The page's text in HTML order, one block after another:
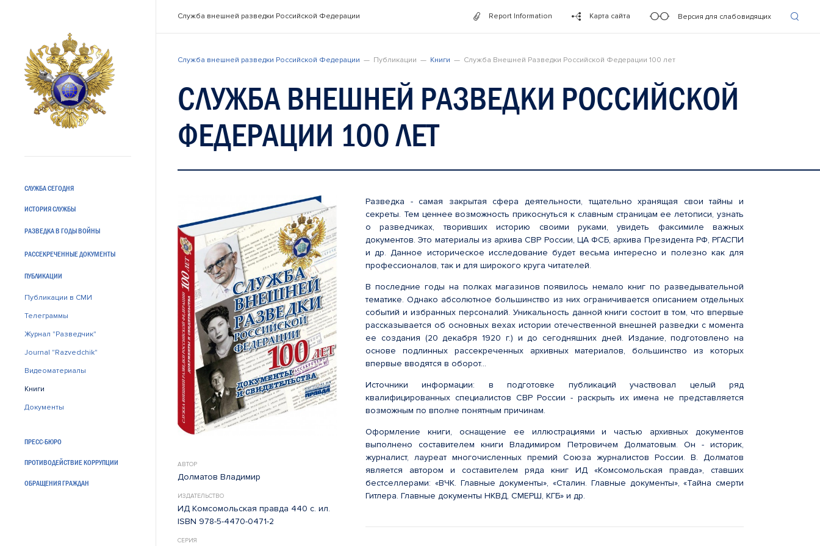
СЛУЖБА СЕГОДНЯ
ИСТОРИЯ СЛУЖБЫ
РАЗВЕДКА В ГОДЫ ВОЙНЫ
РАССЕКРЕЧЕННЫЕ ДОКУМЕНТЫ
ПУБЛИКАЦИИ
Публикации в СМИ
Телеграммы
Журнал "Разведчик"
Journal "Razvedchik"
Видеоматериалы
Книги
Документы
ПРЕСС-БЮРО
ПРОТИВОДЕЙСТВИЕ КОРРУПЦИИ
ОБРАЩЕНИЯ ГРАЖДАН
Служба внешней разведки Российской Федерации Report Information Карта сайта Версия для слабовидящих
Служба внешней разведки Российской Федерации Публикации Книги Служба Внешней Разведки Российской Федерации 100 лет
СЛУЖБА ВНЕШНЕЙ РАЗВЕДКИ РОССИЙСКОЙ
ФЕДЕРАЦИИ 100 ЛЕТ
АВТОР
Долматов Владимир
ИЗДАТЕЛЬСТВО
ИД Комсомольская правда 440 с. ил.
ISBN 978-5-4470-0471-2
СЕРИЯ
Разведка - самая закрытая сфера деятельности, тщательно хранящая свои тайны и
секреты. Тем ценнее возможность прикоснуться к славным страницам ее летописи, узнать
о разведчиках, творивших историю своими руками, увидеть факсимиле важных
документов. Это материалы из архива СВР России, ЦА ФСБ, архива Президента РФ, РГАСПИ
и др. Данное историческое исследование будет весьма интересно и полезно как для
профессионалов, так и для широкого круга читателей.
В последние годы на полках магазинов появилось немало книг по разведывательной
тематике. Однако абсолютное большинство из них ограничивается описанием отдельных
событий и избранных персоналий. Уникальность данной книги состоит в том, что впервые
рассказывается об основных вехах истории отечественной внешней разведки с момента
ее создания (20 декабря 1920 г.) и до сегодняшних дней. Издание, подготовлено на
основе подлинных рассекреченных архивных материалов, большинство из которых
впервые вводятся в оборот...
Источники информации: в подготовке публикаций участвовал целый ряд
квалифицированных специалистов СВР России - раскрыть их имена не представляется
возможным по вполне понятным причинам.
Оформление книги, оснащение ее иллюстрациями и частью архивных документов
выполнено составителем книги Владимиром Петровичем Долматовым. Он - историк,
журналист, лауреат многочисленных премий Союза журналистов России. В. Долматов
является автором и составителем ряда книг ИД «Комсомольская правда», ставших
бестселлерами: «ВЧК. Главные документы», «Сталин. Главные документы», «Тайна смерти
Гитлера. Главные документы НКВД, СМЕРШ, КГБ» и др.